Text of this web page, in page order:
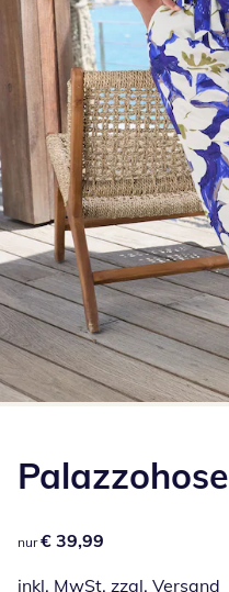
Palazzohose
€ 39,99
nur € 39,99
inkl. MwSt. zzgl. Versand